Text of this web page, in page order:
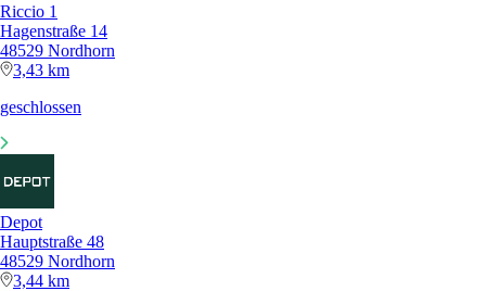
Riccio 1
Hagenstraße 14
48529 Nordhorn
3,43 km
geschlossen
Depot
Hauptstraße 48
48529 Nordhorn
3,44 km